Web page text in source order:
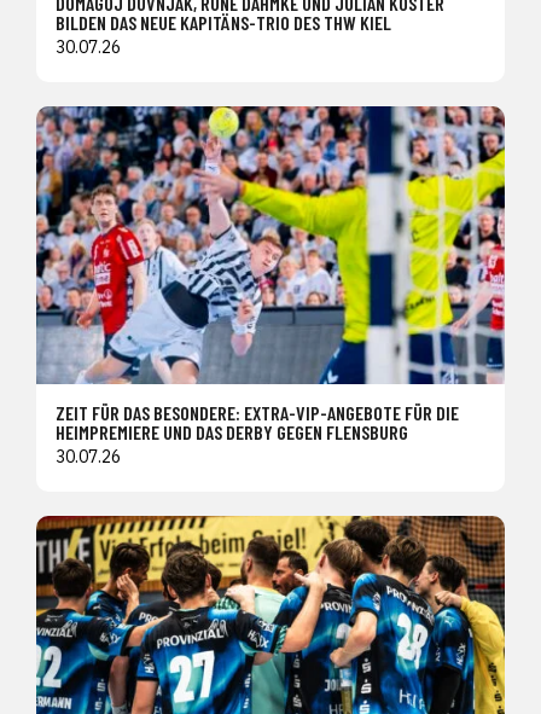
BILDEN DAS NEUE KAPITÄNS-TRIO DES THW KIEL
30.07.26
ZEIT FÜR DAS BESONDERE: EXTRA-VIP-ANGEBOTE FÜR DIE
HEIMPREMIERE UND DAS DERBY GEGEN FLENSBURG
30.07.26